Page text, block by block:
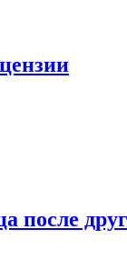
после